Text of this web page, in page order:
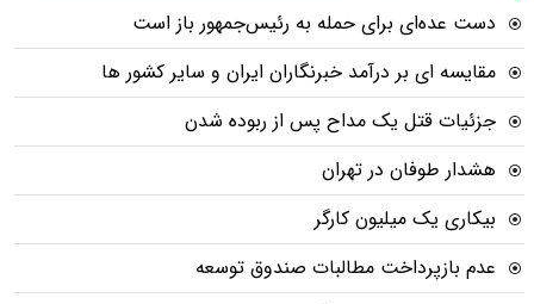
دست عده‌ای برای حمله به رئیس‌جمهور باز است
مقایسه ای بر درآمد خبرنگاران ایران و سایر کشور ها
جزئیات قتل یک مداح پس از ربوده شدن
هشدار طوفان در تهران
بیکاری یک میلیون کارگر
عدم بازپرداخت مطالبات صندوق توسعه